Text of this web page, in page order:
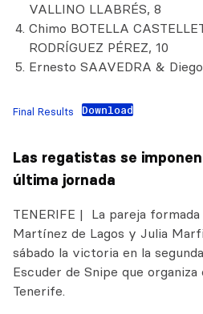
VALLINO LLABRÉS, 8
Chimo BOTELLA
RODRÍGUEZ PÉREZ, 10
Ernesto SAAVEDRA &
Final Results Download
Las regatistas se
última jornada
TENERIFE | La pareja
Martínez de Lagos y Julia
sábado la victoria en la
Escuder de Snipe que
Tenerife.